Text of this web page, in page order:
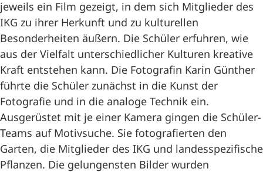
jeweils ein Film gezeigt, in dem sich Mitglieder des
IKG zu ihrer Herkunft und zu kulturellen
Besonderheiten äußern. Die Schüler erfuhren, wie
aus der Vielfalt unterschiedlicher Kulturen kreative
Kraft entstehen kann. Die Fotografin Karin Günther
führte die Schüler zunächst in die Kunst der
Fotografie und in die analoge Technik ein.
Ausgerüstet mit je einer Kamera gingen die Schüler-
Teams auf Motivsuche. Sie fotografierten den
Garten, die Mitglieder des IKG und landesspezifische
Pflanzen. Die gelungensten Bilder wurden